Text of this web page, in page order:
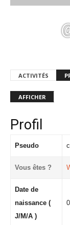
ACTIVITÉS
AFFICHER
Profil
Pseudo
Vous êtes ?
Date de
naissance (
J/M/A )